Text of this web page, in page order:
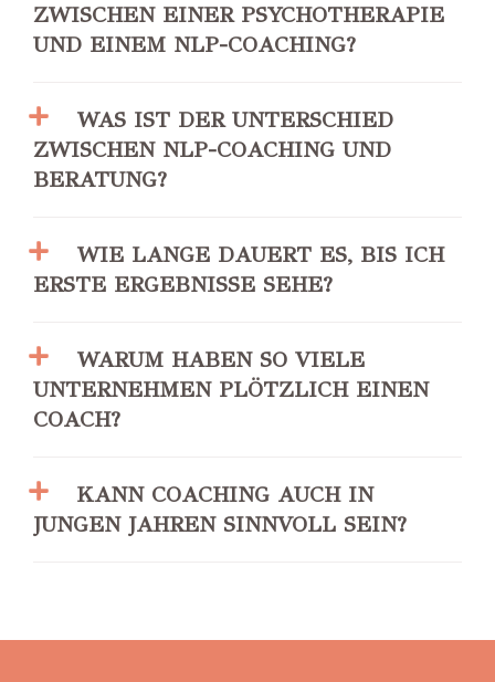
ZWISCHEN EINER PSYCHOTHERAPIE
UND EINEM NLP-COACHING?
WAS IST DER UNTERSCHIED
ZWISCHEN NLP-COACHING UND
BERATUNG?
WIE LANGE DAUERT ES, BIS ICH
ERSTE ERGEBNISSE SEHE?
WARUM HABEN SO VIELE
UNTERNEHMEN PLÖTZLICH EINEN
COACH?
KANN COACHING AUCH IN
JUNGEN JAHREN SINNVOLL SEIN?